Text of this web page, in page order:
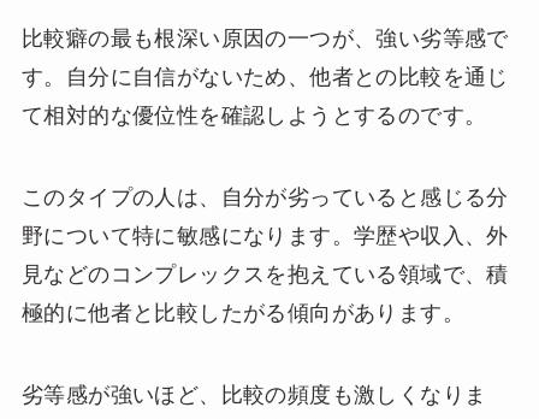
比較癖の最も根深い原因の一つが、強い劣等感で
す。自分に自信がないため、他者との比較を通じ
て相対的な優位性を確認しようとするのです。
このタイプの人は、自分が劣っていると感じる分
野について特に敏感になります。学歴や収入、外
見などのコンプレックスを抱えている領域で、積
極的に他者と比較したがる傾向があります。
劣等感が強いほど、比較の頻度も激しくなりま